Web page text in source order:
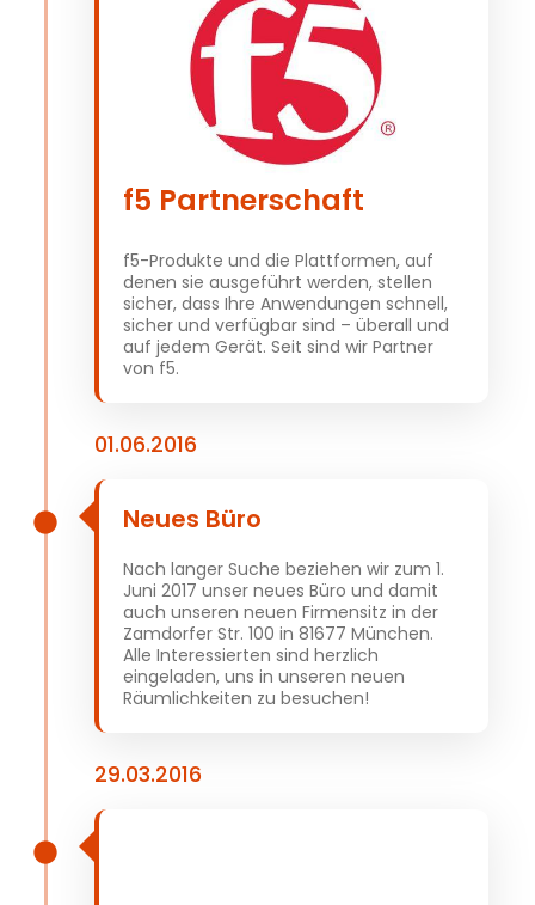
f5 Partnerschaft
f5-Produkte und die Plattformen, auf
denen sie ausgeführt werden, stellen
sicher, dass Ihre Anwendungen schnell,
sicher und verfügbar sind – überall und
auf jedem Gerät. Seit sind wir Partner
von f5.
01.06.2016
Neues Büro
Nach langer Suche beziehen wir zum 1.
Juni 2017 unser neues Büro und damit
auch unseren neuen Firmensitz in der
Zamdorfer Str. 100 in 81677 München.
Alle Interessierten sind herzlich
eingeladen, uns in unseren neuen
Räumlichkeiten zu besuchen!
29.03.2016